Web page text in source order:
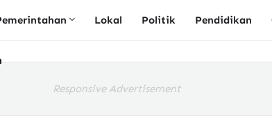
Lokal Politik Pendidikan
Responsive Advertisement